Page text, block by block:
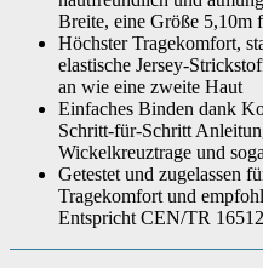
Materialart
Modellnummer
Empfohlenes maximales
Körpergewicht
Breite, eine Größe 5,10m
Höchster Tragekomfort,
elastische Jersey-
an wie eine zweite Haut
Einfaches Binden dank
Schritt-für-Schritt
Wickelkreuztrage und
Getestet und zugelassen
Tragekomfort und
Entspricht CEN/TR